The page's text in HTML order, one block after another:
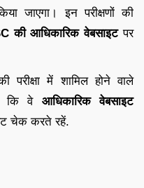
जाएगा। इन परीक्षणों की
की आधिकारिक वेबसाइटपर
में शामिल होने वाले
कि वे आधिकारिक वेबसाइट
चेक करते रहें.